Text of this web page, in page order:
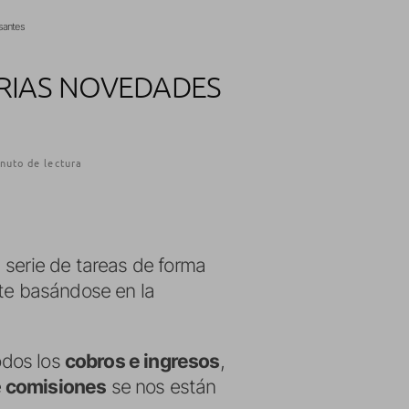
NOVEDADES
de lectura
de tareas de forma
basándose en la
los cobros e ingresos,
comisiones se nos están